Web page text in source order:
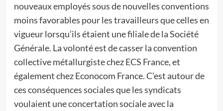
nouveaux employés sous de nouvelles conventions
moins favorables pour les travailleurs que celles en
vigueur lorsqu’ils étaient une filiale de la Société
Générale. La volonté est de casser la convention
collective métallurgiste chez ECS France, et
également chez Econocom France. C’est autour de
ces conséquences sociales que les syndicats
voulaient une concertation sociale avec la